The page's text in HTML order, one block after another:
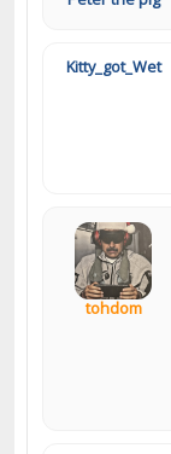
Kitty_got_Wet
tohdom